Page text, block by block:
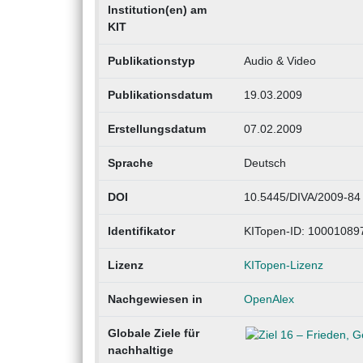
Institution(en) am
KIT
Publikationstyp Audio & Video
Publikationsdatum 19.03.2009
Erstellungsdatum 07.02.2009
Sprache Deutsch
DOI 10.5445/DIVA/2009-84
Identifikator KITopen-ID:
Lizenz KITopen-Lizenz
Nachgewiesen in OpenAlex
Globale Ziele für
nachhaltige